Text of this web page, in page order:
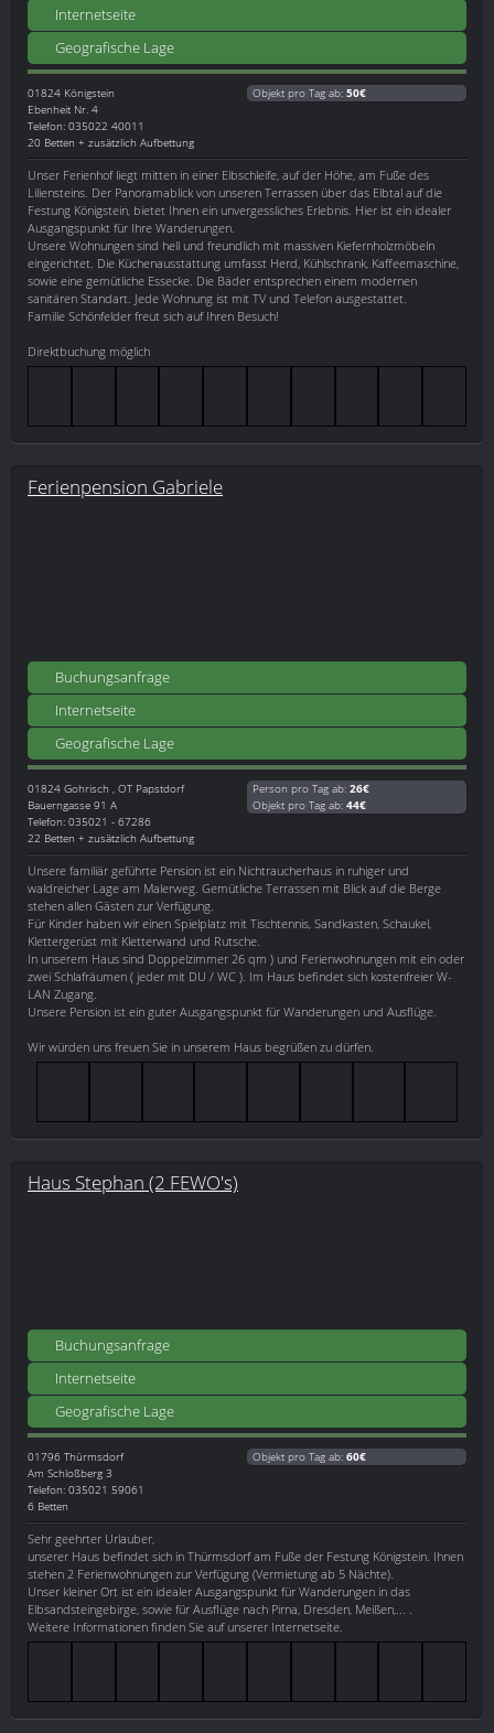
Internetseite
Geografische Lage
01824 Königstein
Ebenheit Nr. 4
Telefon: 035022 40011
20 Betten + zusätzlich Aufbettung
Objekt pro Tag ab: 50€
Unser Ferienhof liegt mitten in einer Elbschleife, auf der Höhe, am Fuße des
Liliensteins. Der Panoramablick von unseren Terrassen über das Elbtal auf die
Festung Königstein, bietet Ihnen ein unvergessliches Erlebnis. Hier ist ein idealer
Ausgangspunkt für Ihre Wanderungen.
Unsere Wohnungen sind hell und freundlich mit massiven Kiefernholzmöbeln
eingerichtet. Die Küchenausstattung umfasst Herd, Kühlschrank, Kaffeemaschine,
sowie eine gemütliche Essecke. Die Bäder entsprechen einem modernen
sanitären Standart. Jede Wohnung ist mit TV und Telefon ausgestattet.
Familie Schönfelder freut sich auf Ihren Besuch!
Direktbuchung möglich
Ferienpension Gabriele
Buchungsanfrage
Internetseite
Geografische Lage
01824 Gohrisch , OT Papstdorf
Bauerngasse 91 A
Telefon: 035021 - 67286
22 Betten + zusätzlich Aufbettung
Person pro Tag ab: 26€
Objekt pro Tag ab: 44€
Unsere familiär geführte Pension ist ein Nichtraucherhaus in ruhiger und
waldreicher Lage am Malerweg. Gemütliche Terrassen mit Blick auf die Berge
stehen allen Gästen zur Verfügung.
Für Kinder haben wir einen Spielplatz mit Tischtennis, Sandkasten, Schaukel,
Klettergerüst mit Kletterwand und Rutsche.
In unserem Haus sind Doppelzimmer 26 qm ) und Ferienwohnungen mit ein oder
zwei Schlafräumen ( jeder mit DU / WC ). Im Haus befindet sich kostenfreier W-
LAN Zugang.
Unsere Pension ist ein guter Ausgangspunkt für Wanderungen und Ausflüge.
Wir würden uns freuen Sie in unserem Haus begrüßen zu dürfen.
Haus Stephan (2 FEWO's)
Buchungsanfrage
Internetseite
Geografische Lage
01796 Thürmsdorf
Am Schloßberg 3
Telefon: 035021 59061
6 Betten
Objekt pro Tag ab: 60€
Sehr geehrter Urlauber,
unserer Haus befindet sich in Thürmsdorf am Fuße der Festung Königstein. Ihnen
stehen 2 Ferienwohnungen zur Verfügung (Vermietung ab 5 Nächte).
Unser kleiner Ort ist ein idealer Ausgangspunkt für Wanderungen in das
Elbsandsteingebirge, sowie für Ausflüge nach Pirna, Dresden, Meißen,... .
Weitere Informationen finden Sie auf unserer Internetseite.